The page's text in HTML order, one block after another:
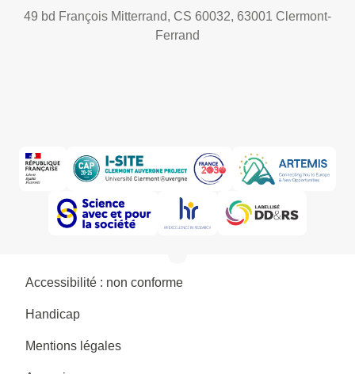
49 bd François Mitterrand, CS 60032, 63001 Clermont-
Ferrand
Accessibilité : non conforme
Handicap
Mentions légales